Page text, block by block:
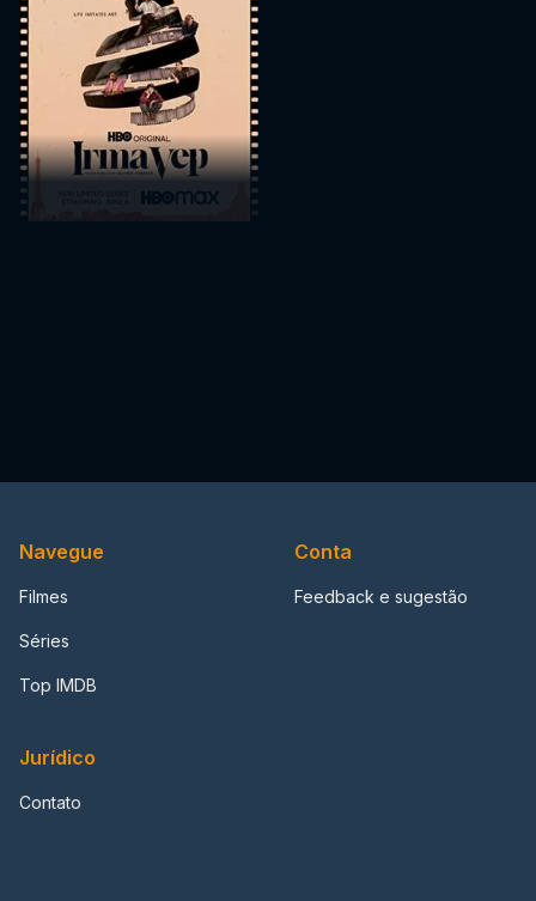
Navegue
Filmes
Séries
Top IMDB
Conta
Feedback e sugestão
Jurídico
Contato